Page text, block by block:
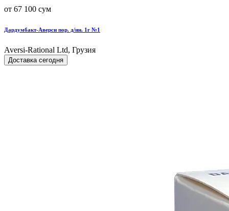
от 67 100 сум
Дардумбакт-Аверси пор. д/ин. 1г №1
Aversi-Rational Ltd, Грузия
Доставка сегодня